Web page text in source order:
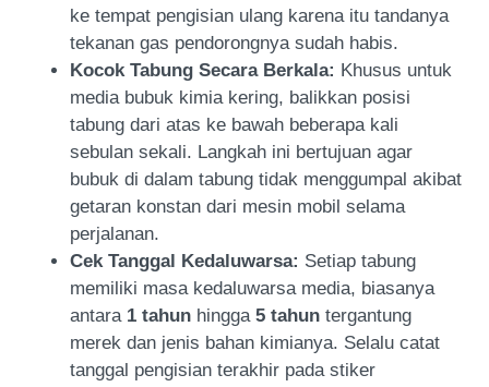
ke tempat pengisian ulang karena itu tandanya
tekanan gas pendorongnya sudah habis.
Kocok Tabung Secara Berkala: Khusus untuk
media bubuk kimia kering, balikkan posisi
tabung dari atas ke bawah beberapa kali
sebulan sekali. Langkah ini bertujuan agar
bubuk di dalam tabung tidak menggumpal akibat
getaran konstan dari mesin mobil selama
perjalanan.
Cek Tanggal Kedaluwarsa: Setiap tabung
memiliki masa kedaluwarsa media, biasanya
antara 1 tahun hingga 5 tahun tergantung
merek dan jenis bahan kimianya. Selalu catat
tanggal pengisian terakhir pada stiker